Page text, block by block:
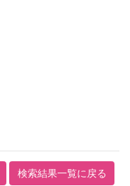
検索結果一覧に戻る